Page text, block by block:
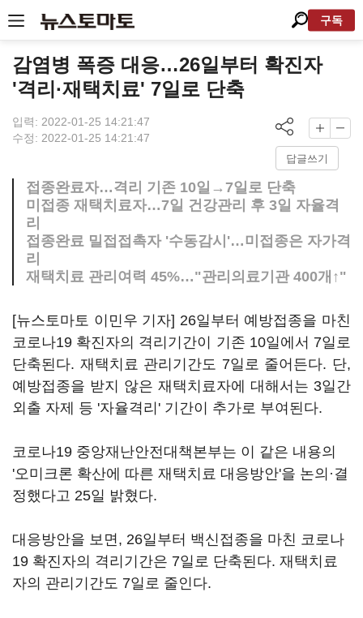
구독
감염병 폭증 대응…26일부터 확진자
'격리·재택치료' 7일로 단축
입력: 2022-01-25 14:21:47
수정: 2022-01-25 14:21:47
답글쓰기
접종완료자…격리 기존 10일→7일로 단축
미접종 재택치료자…7일 건강관리 후 3일 자율격
리
접종완료 밀접접촉자 '수동감시'…미접종은 자가격
리
재택치료 관리여력 45%…"관리의료기관 400개↑"
[뉴스토마토 이민우 기자] 26일부터 예방접종을 마친
코로나19 확진자의 격리기간이 기존 10일에서 7일로
단축된다. 재택치료 관리기간도 7일로 줄어든다. 단,
예방접종을 받지 않은 재택치료자에 대해서는 3일간
외출 자제 등 '자율격리' 기간이 추가로 부여된다.
코로나19 중앙재난안전대책본부는 이 같은 내용의
'오미크론 확산에 따른 재택치료 대응방안'을 논의·결
정했다고 25일 밝혔다.
대응방안을 보면, 26일부터 백신접종을 마친 코로나
19 확진자의 격리기간은 7일로 단축된다. 재택치료
자의 관리기간도 7일로 줄인다.